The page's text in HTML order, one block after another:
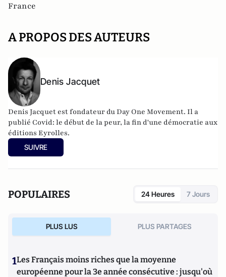
France
A PROPOS DES AUTEURS
Denis Jacquet
Denis Jacquet est fondateur du Day One Movement. Il a
publié Covid: le début de la peur, la fin d'une démocratie aux
éditions Eyrolles.
SUIVRE
POPULAIRES 24 Heures 7 Jours
PLUS LUS PLUS PARTAGES
1Les Français moins riches que la moyenne
européenne pour la 3e année consécutive : jusqu'où